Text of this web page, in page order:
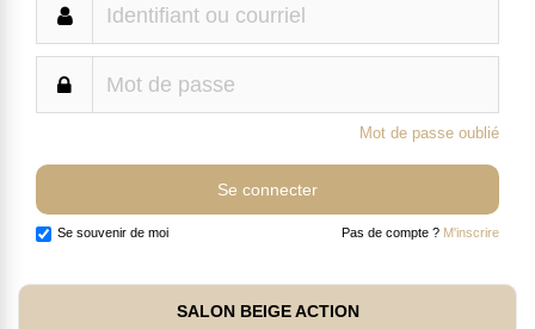
Mot de passe oublié
Se souvenir de moi Pas de compte ? M'inscrire
SALON BEIGE ACTION